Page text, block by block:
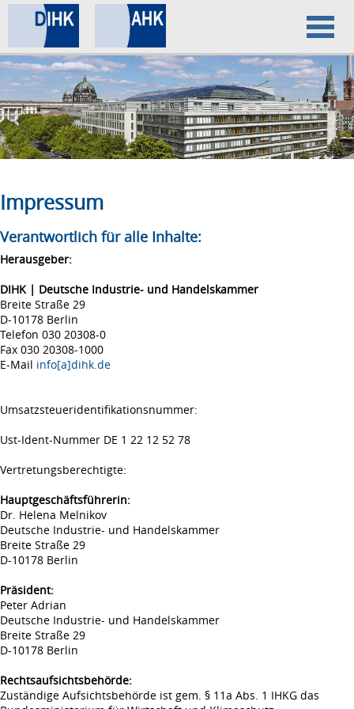
Home
Datenschutz
Impressum
Impressum
Verantwortlich für alle Inhalte:
Herausgeber:
DIHK | Deutsche Industrie- und Handelskammer
Breite Straße 29
D-10178 Berlin
Telefon 030 20308-0
Fax 030 20308-1000
E-Mail info[a]dihk.de
Umsatzsteueridentifikationsnummer:
Ust-Ident-Nummer DE 1 22 12 52 78
Vertretungsberechtigte:
Hauptgeschäftsführerin:
Dr. Helena Melnikov
Deutsche Industrie- und Handelskammer
Breite Straße 29
D-10178 Berlin
Präsident:
Peter Adrian
Deutsche Industrie- und Handelskammer
Breite Straße 29
D-10178 Berlin
Rechtsaufsichtsbehörde:
Zuständige Aufsichtsbehörde ist gem. § 11a Abs. 1 IHKG das